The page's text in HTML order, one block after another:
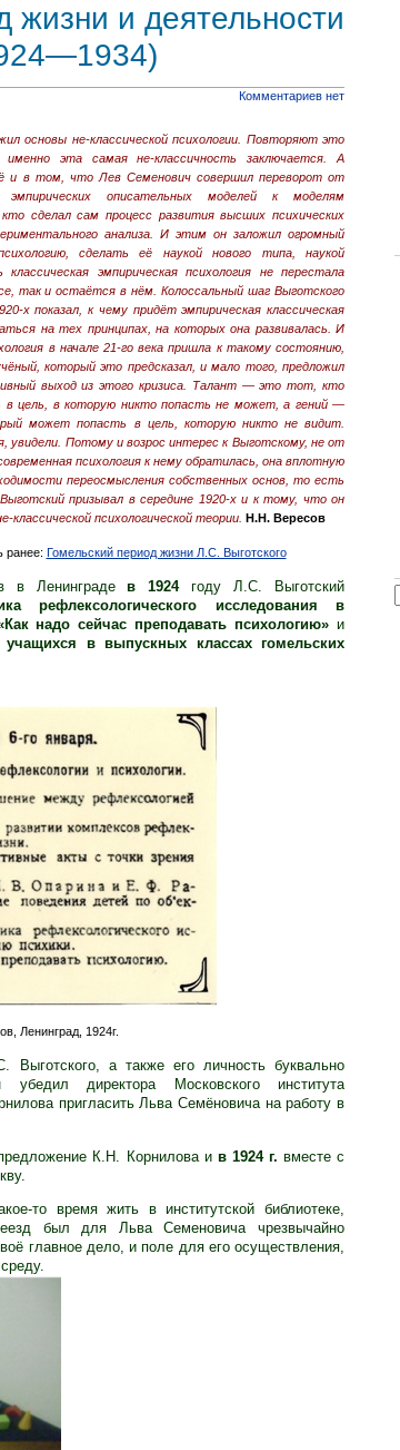
жизни и деятельности
Комментариев нет
основы не-классической психологии. Повторяют это
эта самая не-классичность заключается. А
и в том, что Лев Семенович совершил переворот от
описательных моделей к моделям
сделал сам процесс развития высших психических
анализа. И этим он заложил огромный
сделать её наукой нового типа, наукой
эмпирическая психология не перестала
так и остаётся в нём. Колоссальный шаг Выготского
х показал, к чему придёт эмпирическая классическая
на тех принципах, на которых она развивалась. И
в начале 21-го века пришла к такому состоянию,
который это предсказал, и мало того, предложил
выход из этого кризиса. Талант — это тот, кто
цель, в которую никто попасть не может, а гений —
может попасть в цель, которую никто не видит.
увидели. Потому и возрос интерес к Выготскому, не от
психология к нему обратилась, она вплотную
переосмысления собственных основ, то есть
призывал в середине 1920-х и к тому, что он
классической психологической теории.
Н.Н. Вересов
ранее: Гомельский период жизни Л.С. Выготского
в Ленинградев 1924году Л.С. Выготский
рефлексологического исследования в
надо сейчас преподавать психологию» и
в выпускных классах гомельских
Ленинград, 1924г.
а также его личность буквально
директора Московского института
пригласить Льва Семёновича на работу в
К.Н. Корнилова и в 1924 г. вместе с
то время жить в институтской библиотеке,
был для Льва Семеновича чрезвычайно
главное дело, и поле для его осуществления,